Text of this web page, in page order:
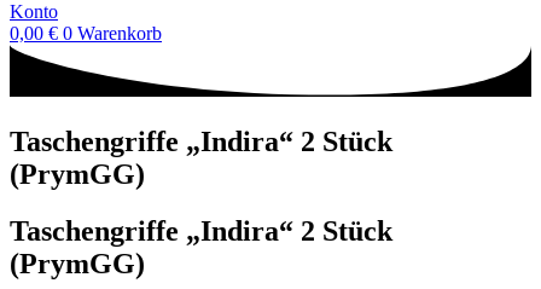
Konto
0,00 € 0 Warenkorb
Taschengriffe „Indira“ 2 Stück
(PrymGG)
Taschengriffe „Indira“ 2 Stück
(PrymGG)